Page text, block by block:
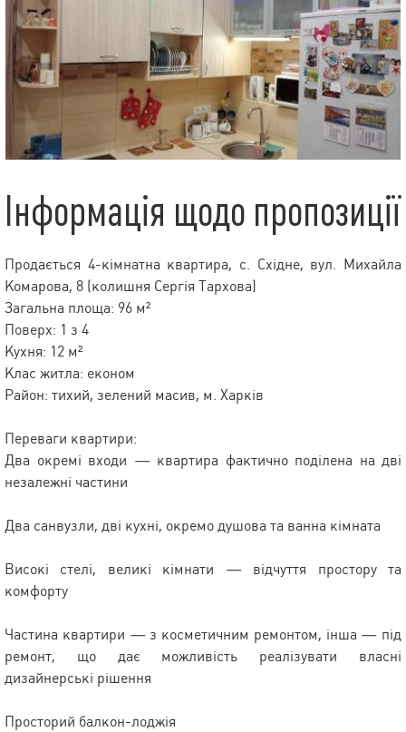
Інформація щодо пропозиції
Продається 4-кімнатна квартира, с. Східне, вул. Михайла
Комарова, 8 (колишня Сергія Тархова)
Загальна площа: 96 м²
Поверх: 1 з 4
Кухня: 12 м²
Клас житла: економ
Район: тихий, зелений масив, м. Харків
Переваги квартири:
Два окремі входи — квартира фактично поділена на дві
незалежні частини
Два санвузли, дві кухні, окремо душова та ванна кімната
Високі стелі, великі кімнати — відчуття простору та
комфорту
Частина квартири — з косметичним ремонтом, інша — під
ремонт, що дає можливість реалізувати власні
дизайнерські рішення
Просторий балкон-лоджія